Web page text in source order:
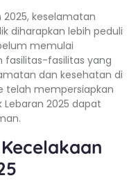
keselamatan
diharapkan lebih peduli
memulai
fasilitas-fasilitas yang
dan kesehatan di
telah mempersiapkan
2025 dapat